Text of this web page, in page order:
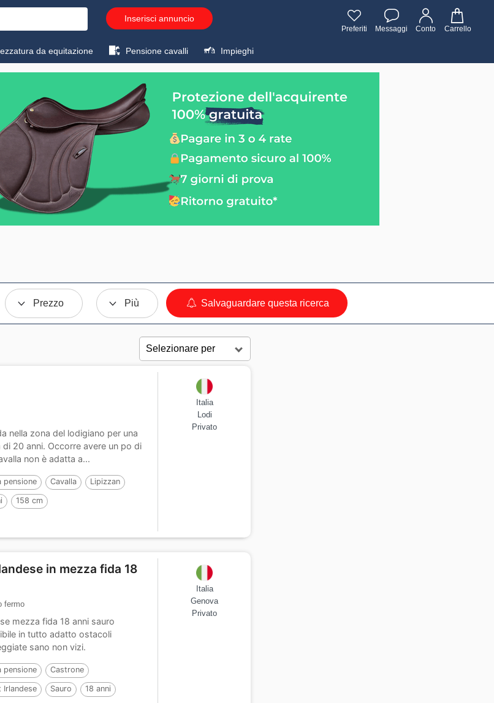
Inserisci annuncio
Preferiti Messaggi Conto Carrello
da equitazione Pensione cavalli Impieghi
Prezzo Più Salvaguardare questa ricerca
nella zona del lodigiano per una
di 20 anni. Occorre avere un po di
non è adatta a...
pensione Cavalla Lipizzan
158 cm
Italia
Lodi
Privato
in mezza fida 18
fermo
mezza fida 18 anni sauro
in tutto adatto ostacoli
sano non vizi.
pensione Castrone
Irlandese Sauro 18 anni
Italia
Genova
Privato